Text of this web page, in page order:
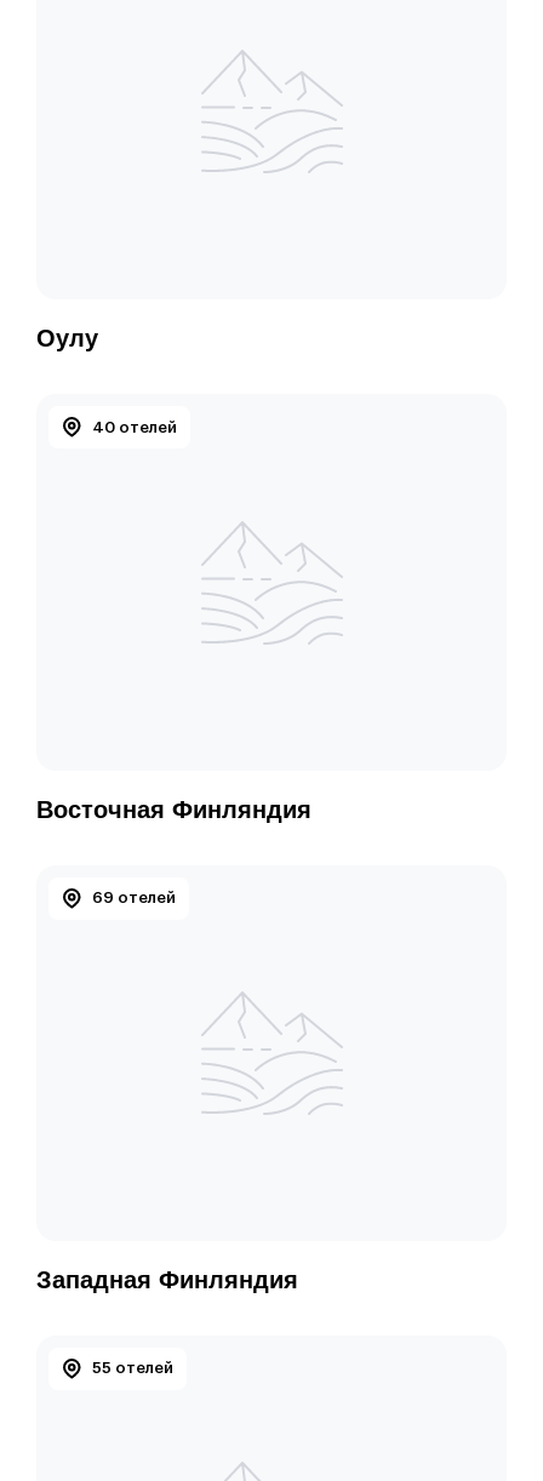
Оулу
40 отелей
Восточная Финляндия
69 отелей
Западная Финляндия
55 отелей